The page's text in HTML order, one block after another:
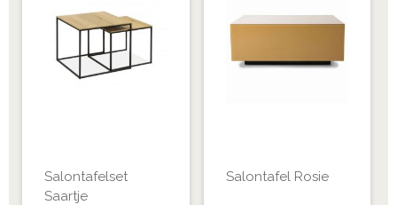
Salontafelset
Saartje
Salontafel Rosie